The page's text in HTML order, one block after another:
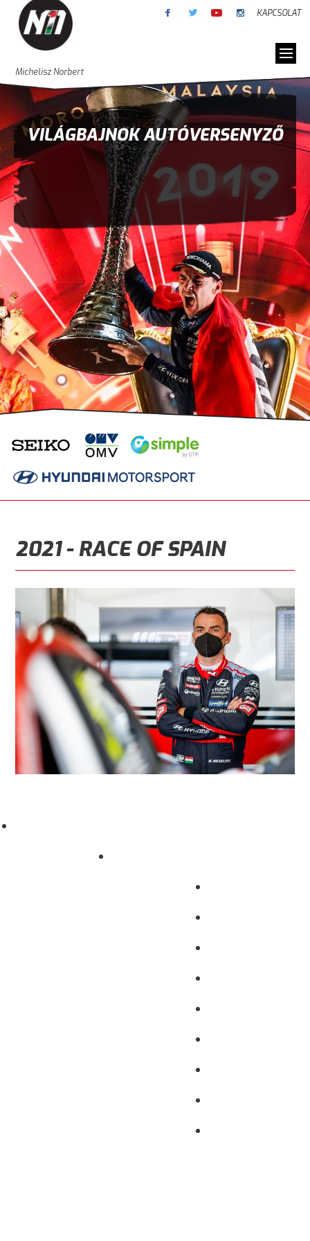
KAPCSOLAT
Michelisz Norbert
VILÁGBAJNOK AUTÓVERSENYZŐ
2021 - RACE OF SPAIN